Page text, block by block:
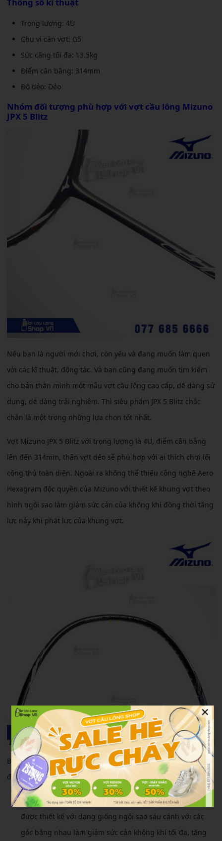
Thông số kĩ thuật
Trọng lượng: 4U
Chu vi cán vợt: G5
Sức căng tối đa: 13.5kg
Điểm cân bằng: 314mm
Độ dẻo: Dẻo
Nhóm đối tượng phù hợp với vợt cầu lông Mizuno
JPX 5 Blitz
Nếu bạn là người mới chơi, còn yếu và đang muốn làm quen
với các kĩ thuật, động tác. Và bạn cũng đang muốn tìm kiếm
cho bản thân mình một mẫu vợt cầu lông cao cấp, dễ dàng sử
dụng, dễ dàng trải nghiệm. Thì siêu phẩm JPX 5 Blitz chắc
chắn là một trong những lựa chọn tốt nhất.
Vợt Mizuno JPX 5 Blitz với trọng lượng là 4U, điểm cân bằng
lên đến 314mm, thân vợt dẻo sẽ phù hợp với ai thích chơi lối
công thủ toàn diện. Ngoài ra không thể thiếu công nghệ Aero
Hexagram độc quyền của Mizuno với thiết kế khung vợt theo
hình ngôi sao làm giảm sức cản của không khí đồng thời tăng
lực nảy khi phát lực của khung vợt.
Bên cạnh đó, nhà Mizuno còn tích hợp một số công nghệ hiện
đại dành cho đứa con của mình:
AERO HEXAGRAM: Phần khung của Mizuno JPX 5 Blitz
được thiết kế với dạng giống ngôi sao sáu cánh với các
góc bằng nhau làm giảm sức cản không khí tối đa, tăng
×